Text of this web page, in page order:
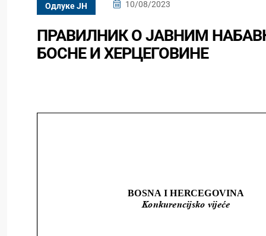
Одлуке ЈН 10/08/2023
ПРАВИЛНИК О ЈАВНИМ
БОСНЕ И ХЕРЦЕГОВИНЕ